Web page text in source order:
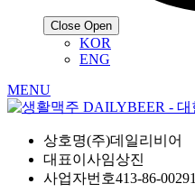
Close Open
KOR
ENG
MENU
상호명(주)데일리비어
대표이사임상진
사업자번호413-86-00291